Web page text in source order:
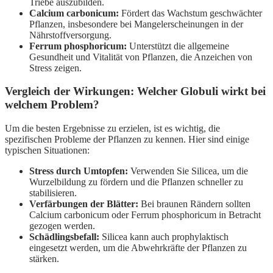
Calcium carbonicum: Fördert das Wachstum geschwächter
Pflanzen, insbesondere bei Mangelerscheinungen in der
Nährstoffversorgung.
Ferrum phosphoricum: Unterstützt die allgemeine
Gesundheit und Vitalität von Pflanzen, die Anzeichen von
Stress zeigen.
Vergleich der Wirkungen: Welcher Globuli wirkt bei
welchem Problem?
Um die besten Ergebnisse zu erzielen, ist es wichtig, die
spezifischen Probleme der Pflanzen zu kennen. Hier sind einige
typischen Situationen:
Stress durch Umtopfen: Verwenden Sie Silicea, um die
Wurzelbildung zu fördern und die Pflanzen schneller zu
stabilisieren.
Verfärbungen der Blätter: Bei braunen Rändern sollten
Calcium carbonicum oder Ferrum phosphoricum in Betracht
gezogen werden.
Schädlingsbefall: Silicea kann auch prophylaktisch
eingesetzt werden, um die Abwehrkräfte der Pflanzen zu
stärken.